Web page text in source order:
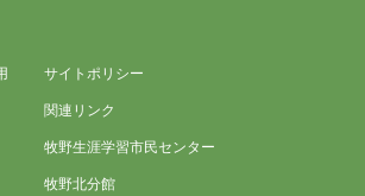
サイトポリシー
関連リンク
牧野生涯学習市民センター
牧野北分館